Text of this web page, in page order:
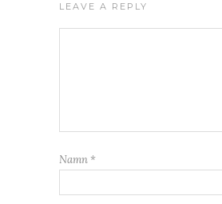
LEAVE A REPLY
Namn *